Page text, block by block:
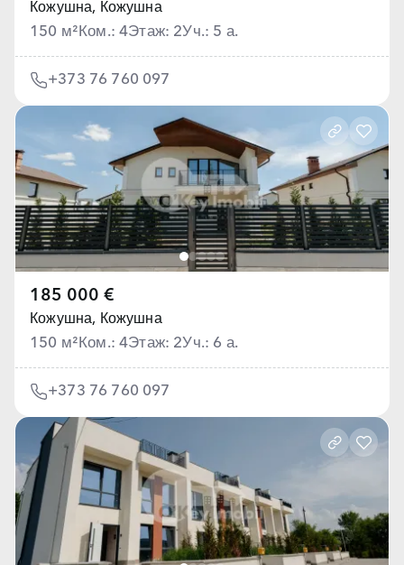
Кожушна, Кожушна
150 м² Ком.: 4Этаж: 2Уч.: 5 а.
+373 76 760 097
185 000 €
Кожушна, Кожушна
150 м² Ком.: 4Этаж: 2Уч.: 6 а.
+373 76 760 097